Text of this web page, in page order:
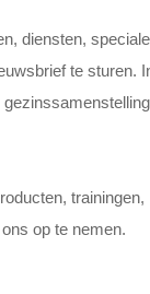
diensten,
te sturen.
trainingen,
op te nemen.